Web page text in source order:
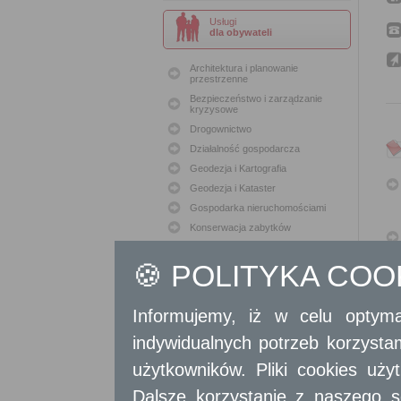
Usługi
dla obywateli
Architektura i planowanie
przestrzenne
Bezpieczeństwo i zarządzanie
kryzysowe
Drogownictwo
Działalność gospodarcza
Geodezja i Kartografia
Geodezja i Kataster
Gospodarka nieruchomościami
Konserwacja zabytków
Oświata
Podatki i opłaty lokalne
Polityka społeczna
Skargi i wnioski
Sport i Rekreacja
🍪 POLITYKA
Informujemy, iż w celu
indywidualnych potrzeb
użytkowników. Pliki cookies
Dalsze korzystanie z naszego